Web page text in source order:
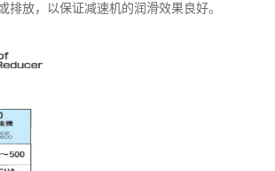
放，以保证减速机的润滑效果良好。